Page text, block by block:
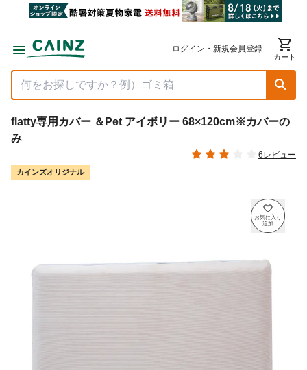
ログイン・新規会員登録
カート
flatty専用カバー ＆Pet アイボリー 68×120cm※カバーの
み
6レビュー
カインズオリジナル